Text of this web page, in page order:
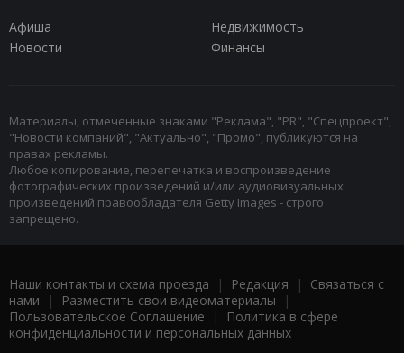
Афиша
Недвижимость
Новости
Финансы
Материалы, отмеченные знаками "Реклама", "PR", "Спецпроект",
"Новости компаний", "Актуально", "Промо", публикуются на
правах рекламы.
Любое копирование, перепечатка и воспроизведение
фотографических произведений и/или аудиовизуальных
произведений правообладателя Getty Images - строго
запрещено.
Наши контакты и схема проезда | Редакция | Связаться с
нами | Разместить свои видеоматериалы |
Пользовательское Соглашение |
Политика в сфере
конфиденциальности и персональных данных